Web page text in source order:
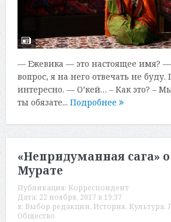
— Ежевика — это настоящее имя?
вопрос, я на него отвечать не буду.
интересно. — О’кей… – Как это? –
ты обязате... Подробнее
«Непридуманная сага»
Мурате
Публикация: Корреспондент
Дата: 22 ноября, 2017 в 19:37
в: Выбор редакции, История, Культура,
Общество